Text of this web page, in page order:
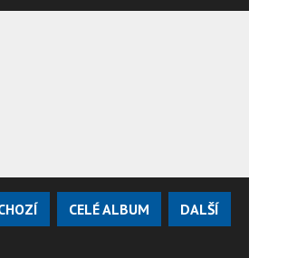
CELÉ ALBUM DALŠÍ